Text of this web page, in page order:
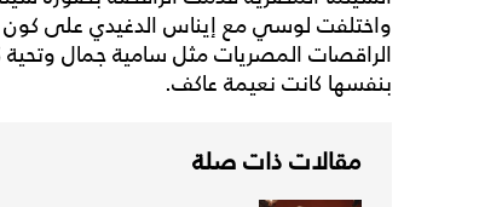
واختلفت لوسي مع إيناس الدغيدي على كون
الراقصات المصريات مثل سامية جمال وتحية
بنفسها كانت نعيمة عاكف.
مقالات ذات صلة